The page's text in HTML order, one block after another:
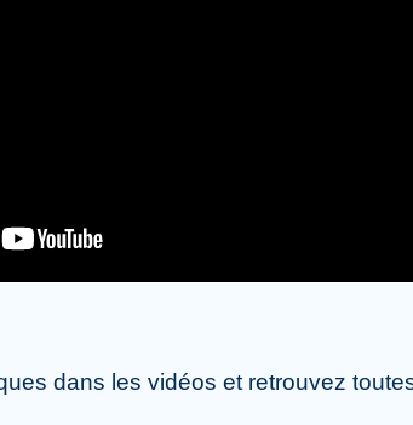
dans les vidéos et retrouvez